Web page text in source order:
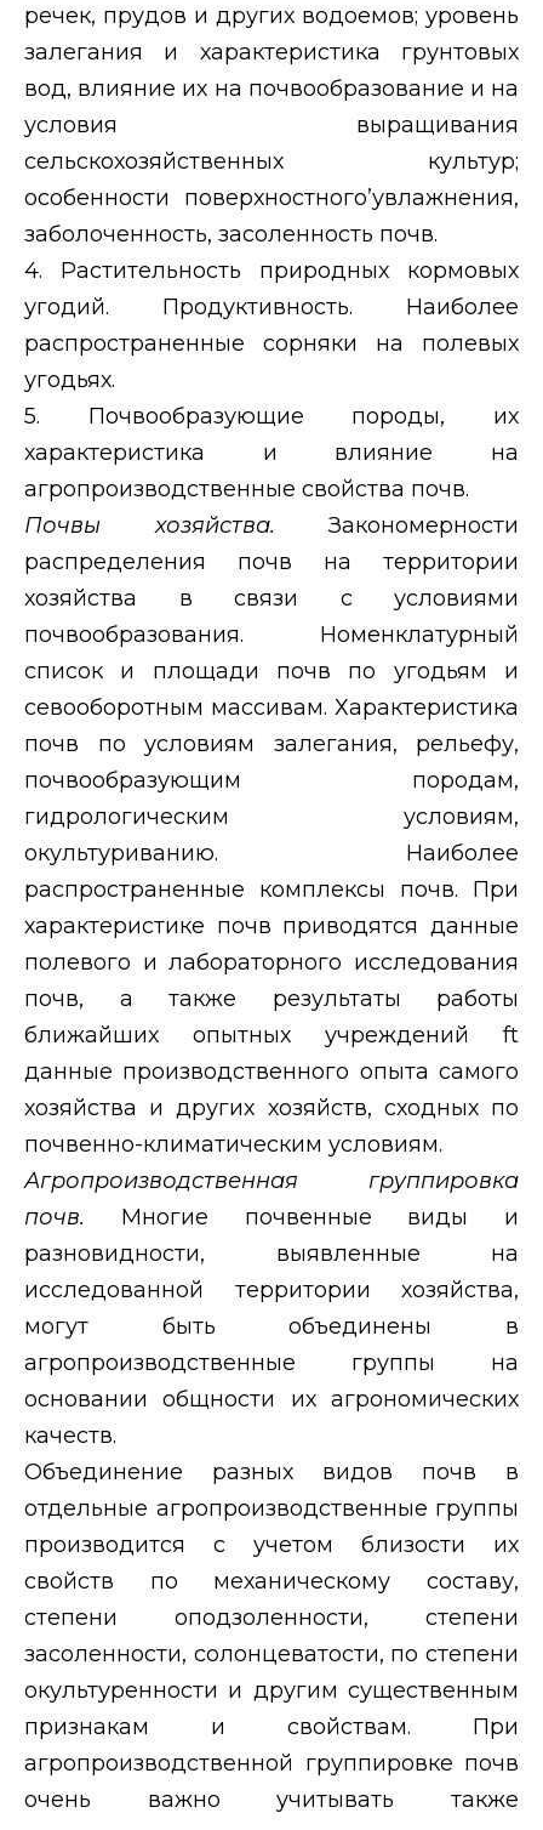
речек, прудов и других водоемов; уровень
залегания и характеристика грунтовых
вод, влияние их на почвообразование и на
условия выращивания
сельскохозяйственных культур;
особенности поверхностного’увлажнения,
заболоченность, засоленность почв.
4. Растительность природных кормовых
угодий. Продуктивность. Наиболее
распространенные сорняки на полевых
угодьях.
5. Почвообразующие породы, их
характеристика и влияние на
агропроизводственные свойства почв.
Почвы хозяйства. Закономерности
распределения почв на территории
хозяйства в связи с условиями
почвообразования. Номенклатурный
список и площади почв по угодьям и
севооборотным массивам. Характеристика
почв по условиям залегания, рельефу,
почвообразующим породам,
гидрологическим условиям,
окультуриванию. Наиболее
распространенные комплексы почв. При
характеристике почв приводятся данные
полевого и лабораторного исследования
почв, а также результаты работы
ближайших опытных учреждений ft
данные производственного опыта самого
хозяйства и других хозяйств, сходных по
почвенно-климатическим условиям.
Агропроизводственная группировка
почв. Многие почвенные виды и
разновидности, выявленные на
исследованной территории хозяйства,
могут быть объединены в
агропроизводственные группы на
основании общности их агрономических
качеств.
Объединение разных видов почв в
отдельные агропроизводственные группы
производится с учетом близости их
свойств по механическому составу,
степени оподзоленности, степени
засоленности, солонцеватости, по степени
окультуренности и другим существенным
признакам и свойствам. При
агропроизводственной группировке почв
очень важно учитывать также